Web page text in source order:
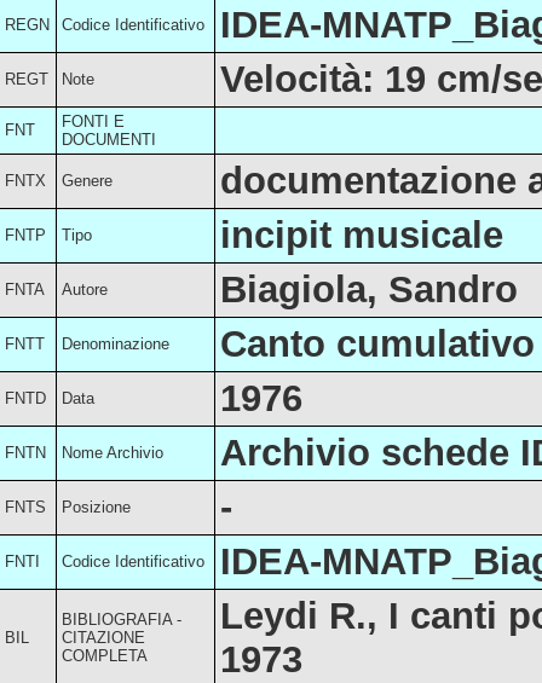
REGN Codice Identificativo IDEA-
REGT Note Velocità: 19 cm/
FNT
FONTI E
DOCUMENTI
FNTX Genere documentazione
FNTP Tipo incipit musicale
FNTA Autore Biagiola, Sandro
FNTT Denominazione Canto cumulativo
FNTD Data 1976
FNTN Nome Archivio Archivio schede
FNTS Posizione -
FNTI Codice Identificativo IDEA-
BIL
BIBLIOGRAFIA -
CITAZIONE
COMPLETA
Leydi R., I canti
1973